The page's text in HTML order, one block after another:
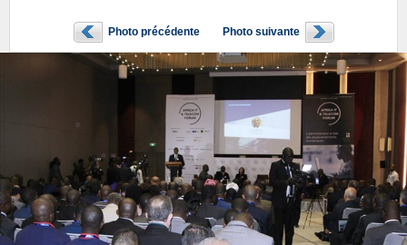
Photo précédente Photo suivante